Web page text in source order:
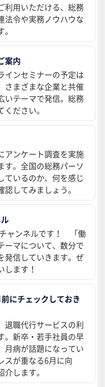
利用いただける、総務
法令や実務ノウハウな
案内
インセミナーの予定は
さまざまな企業と共催
いテーマで発信。総務
ださい。
アンケート調査を実施
す。全国の総務パーソ
ているのか、何を感じ
してみましょう。
ャンネルです！ 「働
ーマについて、数分で
発信していきます。ぜ
します！
にチェックしておき
退職代行サービスの利
。新卒・若手社員の早
月病が話題になってい
スが重なる6月に向
します。